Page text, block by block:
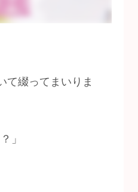
て綴ってまいりま
」